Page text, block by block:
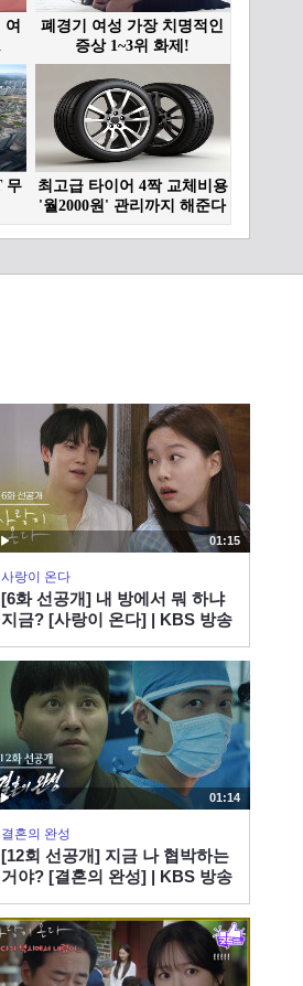
가수 명진의 복잡한 심경
가수 명진, 할머니의 말씀
잘 새겨 듣고....
강한 여자? 여린 여자? 가
신(神)을 부르는(?) 남자!!
가수 송우주 1부
다른 사람이었으면 울었을
것!! 가수 송우주 2부
만능 엔터테이너 김동찬의
운세는...
배우 겸 가수 김동찬의 집
안에 벌전이...
01:15
사랑이 온다
[6화 선공개] 내 방에서 뭐 하냐
지금? [사랑이 온다] | KBS 방송
01:14
결혼의 완성
[12회 선공개] 지금 나 협박하는
거야? [결혼의 완성] | KBS 방송